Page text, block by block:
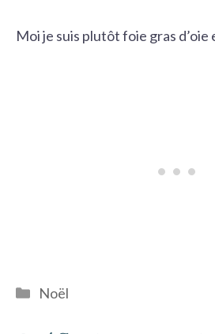
Moi je suis plutôt foie gras d’oie
Catégories
Noël